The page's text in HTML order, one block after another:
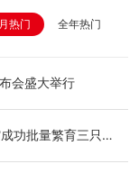
热门 全年热门
会盛大举行
功批量繁育三只